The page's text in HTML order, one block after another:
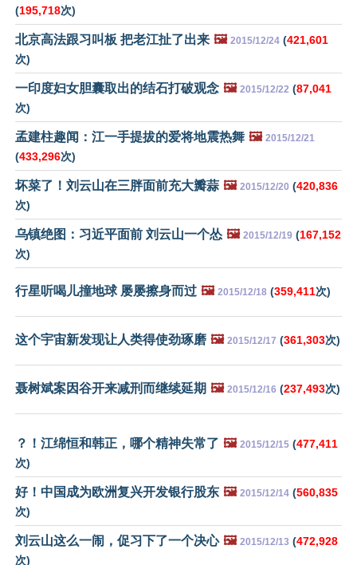
(195,718次)
北京高法跟习叫板 把老江扯了出来 🖼️ 2015/12/24 (421,601
次)
一印度妇女胆囊取出的结石打破观念 🖼️ 2015/12/22 (87,041
次)
孟建柱趣闻：江一手提拔的爱将地震热舞 🖼️ 2015/12/21
(433,296次)
坏菜了！刘云山在三胖面前充大瓣蒜 🖼️ 2015/12/20 (420,836
次)
乌镇绝图：习近平面前 刘云山一个怂 🖼️ 2015/12/19 (167,152
次)
行星听喝儿撞地球 屡屡擦身而过 🖼️ 2015/12/18 (359,411次)
这个宇宙新发现让人类得使劲琢磨 🖼️ 2015/12/17 (361,303次)
聂树斌案因谷开来减刑而继续延期 🖼️ 2015/12/16 (237,493次)
？！江绵恒和韩正，哪个精神失常了 🖼️ 2015/12/15 (477,411
次)
好！中国成为欧洲复兴开发银行股东 🖼️ 2015/12/14 (560,835
次)
刘云山这么一闹，促习下了一个决心 🖼️ 2015/12/13 (472,928
次)